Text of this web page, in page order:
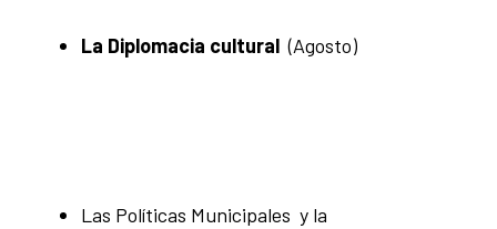
La Diplomacia cultural (Agosto)
Las Políticas Municipales y la